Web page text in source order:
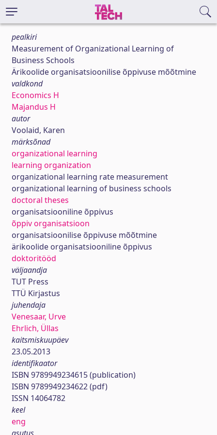
pealkiri
Measurement of Organizational Learning of
Business Schools
Ärikoolide organisatsioonilise õppivuse mõõtmine
valdkond
Economics H
Majandus H
autor
Voolaid, Karen
märksõnad
organizational learning
learning organization
organizational learning rate measurement
organizational learning of business schools
doctoral theses
organisatsiooniline õppivus
õppiv organisatsioon
organisatsioonilise õppivuse mõõtmine
ärikoolide organisatsiooniline õppivus
doktoritööd
väljaandja
TUT Press
TTÜ Kirjastus
juhendaja
Venesaar, Urve
Ehrlich, Üllas
kaitsmiskuupäev
23.05.2013
identifikaator
ISBN 9789949234615 (publication)
ISBN 9789949234622 (pdf)
ISSN 14064782
keel
eng